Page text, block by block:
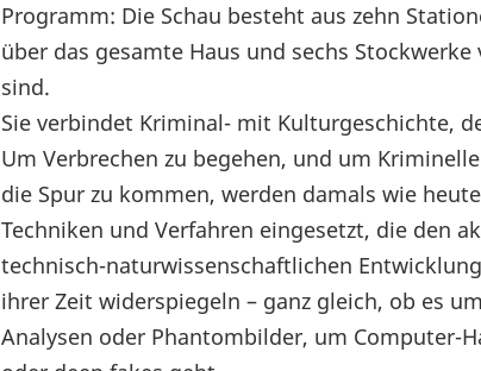
Programm: Die Schau besteht aus zehn
über das gesamte Haus und sechs
sind.
Sie verbindet Kriminal- mit Kulturgeschichte,
Um Verbrechen zu begehen, und um
die Spur zu kommen, werden damals wie heute
Techniken und Verfahren eingesetzt, die den
technisch-naturwissenschaftlichen
ihrer Zeit widerspiegeln – ganz gleich, ob es
Analysen oder Phantombilder, um Computer-